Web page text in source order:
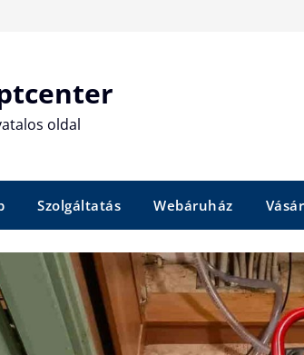
oldal
Szolgáltatás Webáruház